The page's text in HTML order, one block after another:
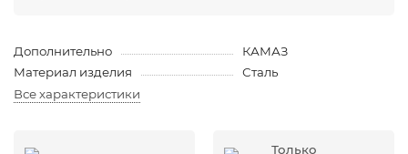
Дополнительно
КАМАЗ
Материал изделия
Сталь
Все характеристики
Только